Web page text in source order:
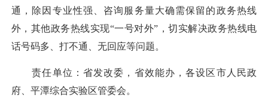
通，除因专业性强、咨询服务量大确需保留的政务热线
外，其他政务热线实现“一号对外”，切实解决政务热线电
话号码多、打不通、无回应等问题。
责任单位：省发改委，省效能办，各设区市人民政
府、平潭综合实验区管委会。